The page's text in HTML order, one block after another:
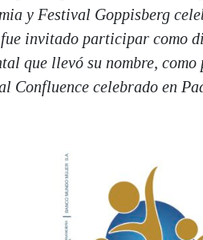
y Festival Goppisberg
invitado participar como
que llevó su nombre, como
Confluence celebrado en